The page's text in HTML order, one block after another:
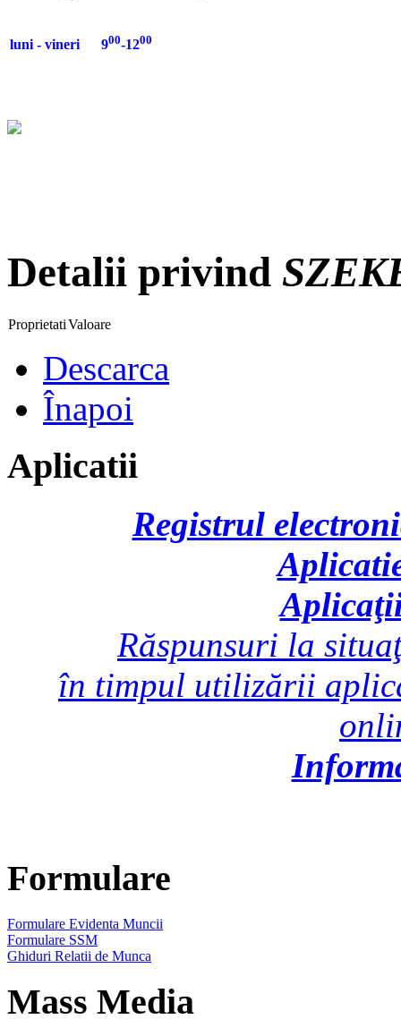
luni - vineri 900-1200
Detalii privind
ProprietatiValoare
Descarca
Înapoi
Aplicatii
Registrul
Răspunsuri la
în timpul utilizării
Formulare
Formulare Evidenta Muncii
Formulare SSM
Ghiduri Relatii de Munca
Mass Media